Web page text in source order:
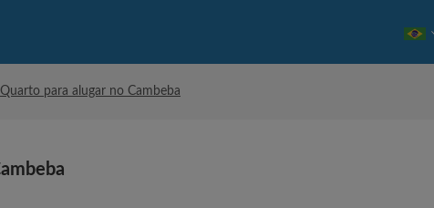
Quarto para alugar no Cambeba